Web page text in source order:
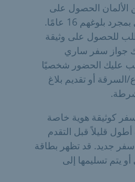
الألمان الحصول على
وثيقة هوية سارية المفعول بمجرد بلوغهم 16 عامًا.
للحصول على وثيقة
جواز سفر ساري
عليك الحضور شخصيًا
السرقة أو تقديم بلاغ
سفر كوثيقة هوية خاصة
أطول قليلاً قبل التقدم
جديد. قد تظهر بطاقة
يتم تسليمها إلى